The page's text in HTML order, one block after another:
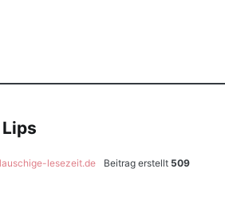
lesezeit.de Beitrag erstellt 509